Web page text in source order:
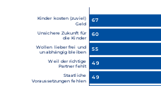
Kinder kosten (zuviel)
Geld
67
Unsichere Zukunft für
die Kinder
60
Wollen lieber frei und
unabhängig bleiben
55
Weil der richtige
Partner fehlt
49
Staatliche
Voraussetzungen fehlen
49